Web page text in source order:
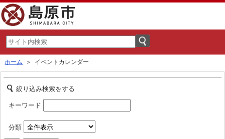
ホーム ＞ イベントカレンダー
絞り込み検索をする
キーワード
分類